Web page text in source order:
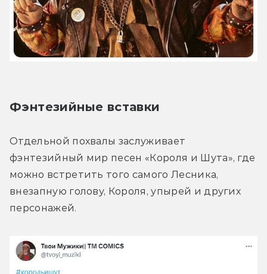
Фэнтезийные вставки
Отдельной похвалы заслуживает
фэнтезийный мир песен «Короля и Шута», где
можно встретить того самого Лесника,
внезапную голову, Короля, упырей и других
персонажей.